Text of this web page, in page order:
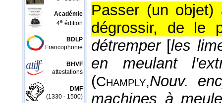
Académie
4e édition
BDLP
Francophonie
BHVF
attestations
DMF
(1330 - 1500)
Passer (un
dégrossir, de le
détremper [les
en meulant
(Champly,Nouv.
machines à